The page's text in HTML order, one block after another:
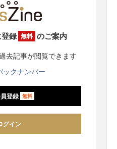
録 無料 のご案内
去記事が閲覧できます
ックナンバー
登録 無料
グイン